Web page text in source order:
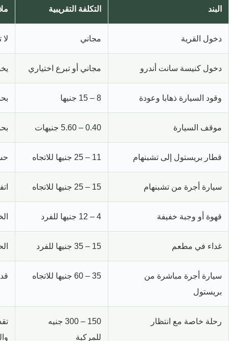
البند التكلفة التقريبية
دخول القرية مجاني
دخول كنيسة سانت أندرو مجاني أو تبرع اختياري
وقود السيارة ذهابا وعودة 8 – 15 جنيها
موقف السيارة 0.40 – 5.60 جنيهات
قطار بريستول إلى تشبنهام 11 – 25 جنيها للاتجاه
سيارة أجرة من تشبنهام 15 – 25 جنيها للاتجاه
قهوة أو وجبة خفيفة 4 – 12 جنيها للفرد
غداء في مطعم 15 – 35 جنيها للفرد
سيارة أجرة مباشرة من
بريستول
35 – 60 جنيها للاتجاه
رحلة خاصة مع انتظار
150 – 300 جنيه
للمركبة